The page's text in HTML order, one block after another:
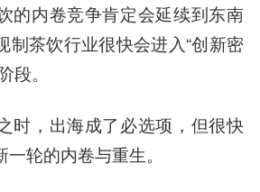
的内卷竞争肯定会延续到东南
制茶饮行业很快会进入“创新密
段。
时，出海成了必选项，但很快
轮的内卷与重生。